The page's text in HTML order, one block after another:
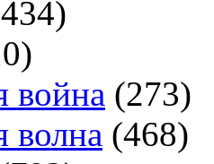
война (273)
волна (468)